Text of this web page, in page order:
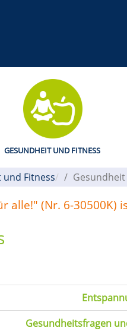
GESUNDHEIT UND FITNESS
Fitness
alle!" (Nr. 6-
Gesundheitsfragen